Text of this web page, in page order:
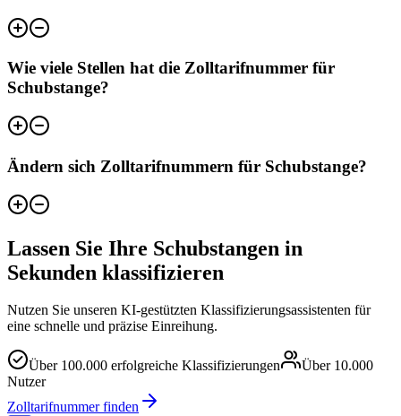
Wie viele Stellen hat die Zolltarifnummer für
Schubstange?
Ändern sich Zolltarifnummern für Schubstange?
Lassen Sie Ihre Schubstangen in
Sekunden klassifizieren
Nutzen Sie unseren KI-gestützten Klassifizierungsassistenten für
eine schnelle und präzise Einreihung.
Über 100.000 erfolgreiche Klassifizierungen Über 10.000
Nutzer
Zolltarifnummer finden